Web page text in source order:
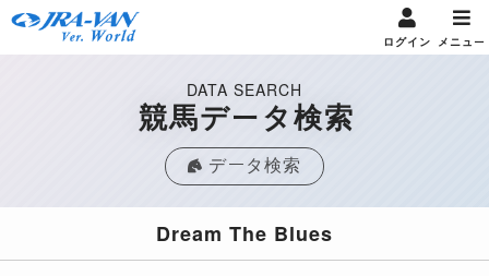
ログイン メニュー
DATA SEARCH
競馬データ検索
データ検索
Dream The Blues